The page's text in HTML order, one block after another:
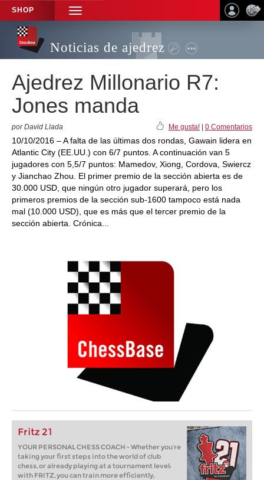
SHOP
TOGGLE
NAVIGATION
Noticias de ajedrez
Ajedrez Millonario R7:
Jones manda
por David Llada Me gusta! 0 Comentarios
10/10/2016 – A falta de las últimas dos rondas, Gawain lidera en
Atlantic City (EE.UU.) con 6/7 puntos. A continuación van 5
jugadores con 5,5/7 puntos: Mamedov, Xiong, Cordova, Swiercz
y Jianchao Zhou. El primer premio de la sección abierta es de
30.000 USD, que ningún otro jugador superará, pero los
primeros premios de la sección sub-1600 tampoco está nada
mal (10.000 USD), que es más que el tercer premio de la
sección abierta. Crónica...
Fritz 21
YOUR PERSONAL CHESS COACH - Whether you’re
taking your first steps into the world of club
chess, or already playing at a tournament level:
with FRITZ, you can train more efficiently,